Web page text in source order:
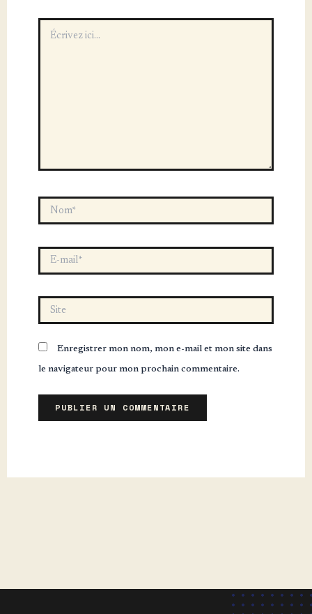
ici…
Enregistrer mon nom, mon e-mail et mon site dans
le navigateur pour mon prochain commentaire.